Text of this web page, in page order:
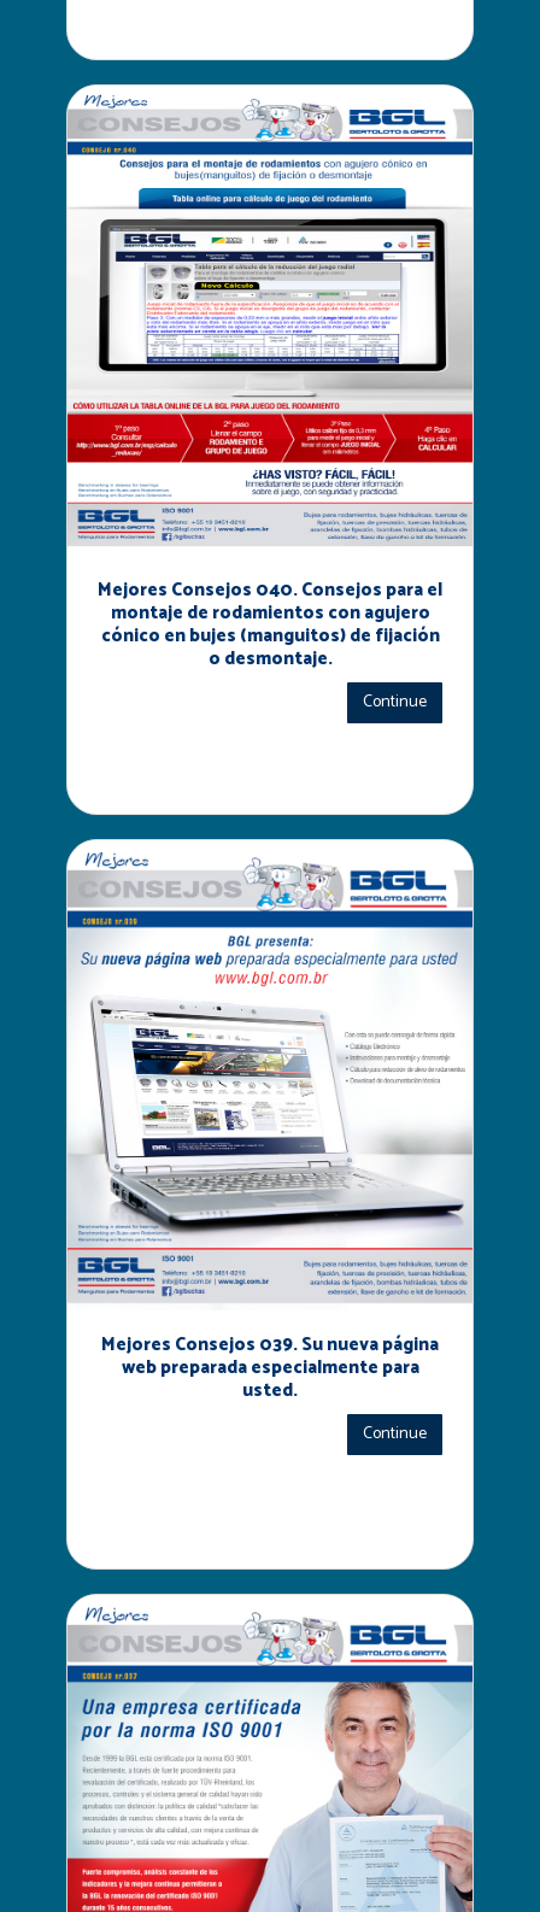
Mejores Consejos 040. Consejos para el
montaje de rodamientos con agujero
cónico en bujes (manguitos) de fijación
o desmontaje.
Continue
Mejores Consejos 039. Su nueva página
web preparada especialmente para
usted.
Continue